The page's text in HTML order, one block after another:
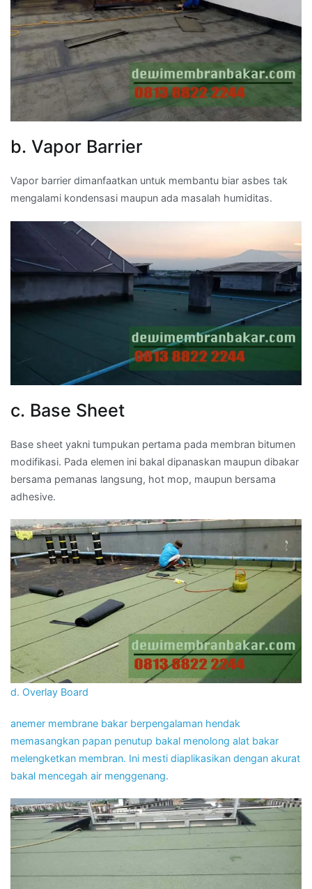
b. Vapor Barrier
Vapor barrier dimanfaatkan untuk membantu biar asbes tak
mengalami kondensasi maupun ada masalah humiditas.
c. Base Sheet
Base sheet yakni tumpukan pertama pada membran bitumen
modifikasi. Pada elemen ini bakal dipanaskan maupun dibakar
bersama pemanas langsung, hot mop, maupun bersama
adhesive.
d. Overlay Board
anemer membrane bakar berpengalaman hendak
memasangkan papan penutup bakal menolong alat bakar
melengketkan membran. Ini mesti diaplikasikan dengan akurat
bakal mencegah air menggenang.